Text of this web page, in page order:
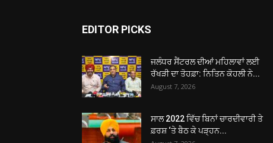
EDITOR PICKS
ਜਲੰਧਰ ਸੈਂਟਰਲ ਦੀਆਂ ਮਹਿਲਾਵਾਂ ਲਈ
ਰੱਖੜੀ ਦਾ ਤੋਹਫ਼ਾ: ਨਿਤਿਨ ਕੋਹਲੀ ਨੇ...
August 7, 2026
ਸਾਲ 2022 ਵਿੱਚ ਬਿਨਾਂ ਚਾਰਦੀਵਾਰੀ ਤੇ
ਫ਼ਰਸ਼ ‘ਤੇ ਬੈਠ ਕੇ ਪੜ੍ਹਨ...